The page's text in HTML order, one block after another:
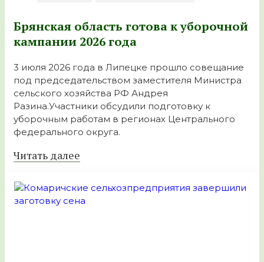
Брянская область готова к уборочной
кампании 2026 года
3 июля 2026 года в Липецке прошло совещание
под председательством заместителя Министра
сельского хозяйства РФ Андрея
Разина.Участники обсудили подготовку к
уборочным работам в регионах Центрального
федерального округа.
Читать далее